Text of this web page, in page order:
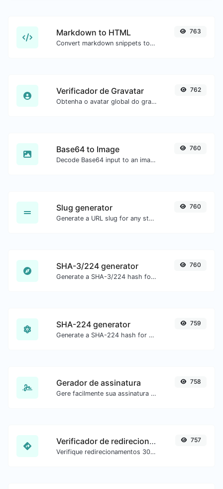
Markdown to HTML
Convert markdown snippets to raw HTML code.
763
Verificador de Gravatar
Obtenha o avatar global do gravatar.com para qualquer email.
762
Base64 to Image
Decode Base64 input to an image.
760
Slug generator
Generate a URL slug for any string input.
760
SHA-3/224 generator
Generate a SHA-3/224 hash for any string input.
760
SHA-224 generator
Generate a SHA-224 hash for any string input.
759
Gerador de assinatura
Gere facilmente sua assinatura personalizada e faça o download com facilidade.
758
Verificador de redirecionamento de URL
Verifique redirecionamentos 301 e 302 de uma URL específica. Verifica até 10 redirecionamentos.
757